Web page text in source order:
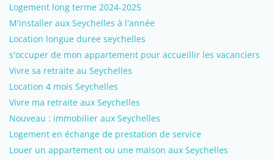
Logement long terme 2024-2025
M'installer aux Seychelles à l'année
Location longue duree seychelles
s'occuper de mon appartement pour accueillir les vacanciers
Vivre sa retraite au Seychelles
Location 4 mois Seychelles
Vivre ma retraite aux Seychelles
Nouveau : immobilier aux Seychelles
Logement en échange de prestation de service
Louer un appartement ou une maison aux Seychelles